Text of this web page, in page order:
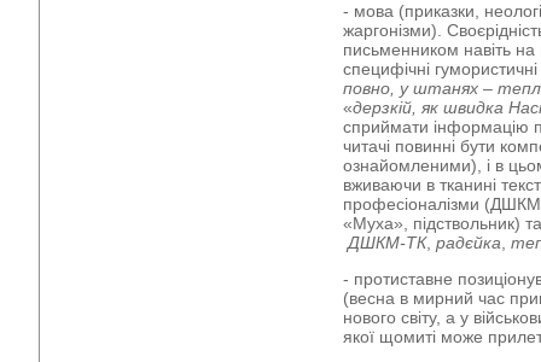
- мова (приказки,
жаргонізми).
письменником навіть на
специфічні
повно, у штанях –
«дерзкій, як швидка
сприймати інформацію
читачі повинні бути
ознайомленими), і в
вживаючи в тканині
професіоналізми
«Муха», підствольник)
ДШКМ-ТК, радєйка
- протиставне
(весна в мирний час
нового світу, а у
якої щомиті може